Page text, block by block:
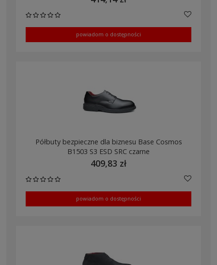
powiadom o dostępności
Półbuty bezpieczne dla biznesu Base Cosmos
B1503 S3 ESD SRC czarne
409,83 zł
powiadom o dostępności